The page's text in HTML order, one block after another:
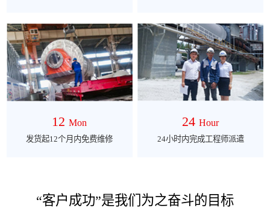
12Mon
发货起12个月内免费维修
24Hour
24小时内完成工程师派遣
“客户成功”是我们为之奋斗的目标